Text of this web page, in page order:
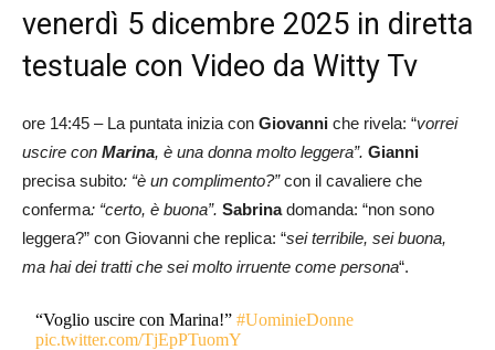
venerdì 5 dicembre 2025 in diretta
testuale con Video da Witty Tv
ore 14:45 – La puntata inizia con Giovanni che rivela: “vorrei
uscire con Marina, è una donna molto leggera”. Gianni
precisa subito: “è un complimento?”con il cavaliere che
conferma: “certo, è buona”. Sabrinadomanda: “non sono
leggera?” con Giovanni che replica: “sei terribile, sei buona,
ma hai dei tratti che sei molto irruente come persona“.
“Voglio uscire con Marina!”#UominieDonne
pic.twitter.com/TjEpPTuomY